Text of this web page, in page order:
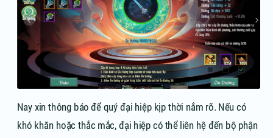
Nay xin thông báo để quý đại hiệp kịp thời nắm rõ. Nếu có
khó khăn hoặc thắc mắc, đại hiệp có thể liên hệ đến bộ phận